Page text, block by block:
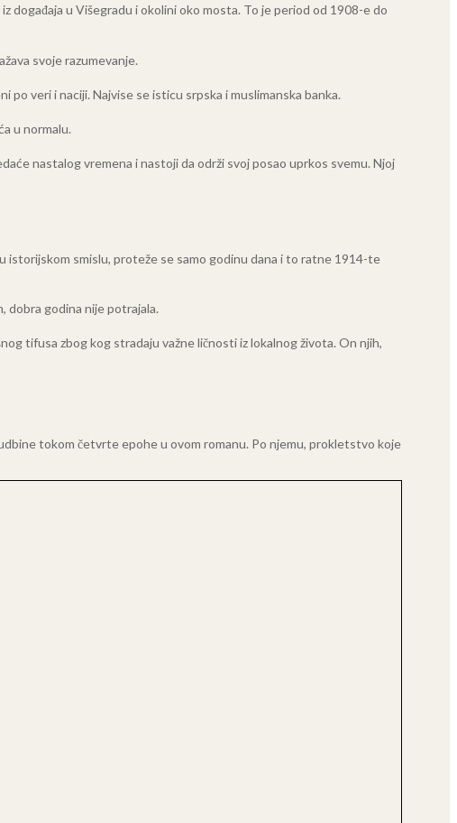
događaja u Višegradu i okolini oko mosta. To je period od 1908-e do
svoje razumevanje.
veri i naciji. Najvise se isticu srpska i muslimanska banka.
u normalu.
nastalog vremena i nastoji da održi svoj posao uprkos svemu. Njoj
istorijskom smislu, proteže se samo godinu dana i to ratne 1914-te
dobra godina nije potrajala.
tifusa zbog kog stradaju važne ličnosti iz lokalnog života. On njih,
tokom četvrte epohe u ovom romanu. Po njemu, prokletstvo koje